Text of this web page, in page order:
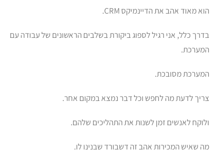
הוא מאוד אהב את הדיינמיקס CRM.
בדרך כלל, אני רגיל לספוג ביקורת בשלבים הראשונים של עבודה עם
המערכת.
המערכת מסובכת.
צריך לדעת מה לחפש וכל דבר נמצא במקום אחר.
ולוקח לאנשים זמן לשנות את התהליכים שלהם.
מה שאיש המכירות אהב זה דשבורד שבנינו לו.